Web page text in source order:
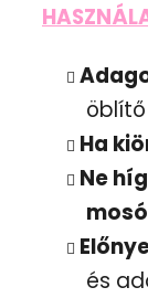
Ha
Ne
és